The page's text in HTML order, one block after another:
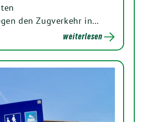
den Zugverkehr in…
weiterlesen